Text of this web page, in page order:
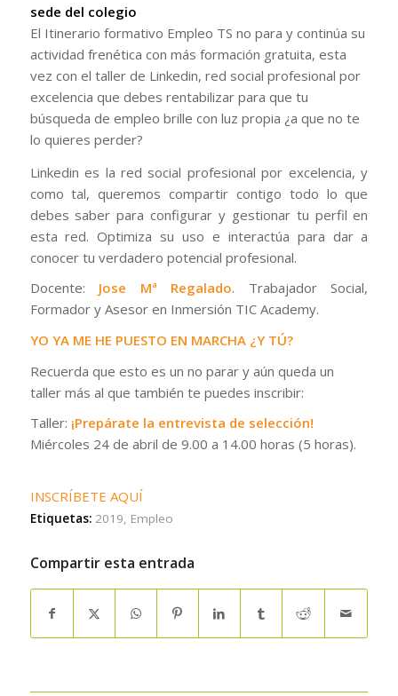
sede del colegio
El Itinerario formativo Empleo TS no para y continúa su
actividad frenética con más formación gratuita, esta
vez con el taller de Linkedin, red social profesional por
excelencia que debes rentabilizar para que tu
búsqueda de empleo brille con luz propia ¿a que no te
lo quieres perder?
Linkedin es la red social profesional por excelencia, y
como tal, queremos compartir contigo todo lo que
debes saber para configurar y gestionar tu perfil en
esta red. Optimiza su uso e interactúa para dar a
conocer tu verdadero potencial profesional.
Docente: Jose Mª Regalado. Trabajador Social,
Formador y Asesor en Inmersión TIC Academy.
YO YA ME HE PUESTO EN MARCHA ¿Y TÚ?
Recuerda que esto es un no parar y aún queda un
taller más al que también te puedes inscribir:
Taller: ¡Prepárate la entrevista de selección!
Miércoles 24 de abril de 9.00 a 14.00 horas (5 horas).
INSCRÍBETE AQUÍ
Etiquetas: 2019, Empleo
Compartir esta entrada